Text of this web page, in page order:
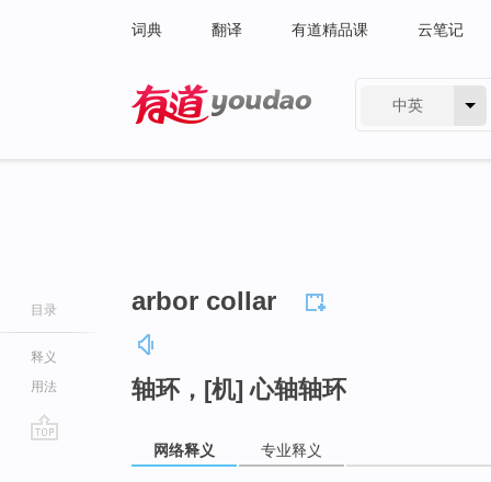
词典 翻译 有道精品课 云笔记
中英
目录
释义
用法
arbor collar
轴环，[机] 心轴轴环
网络释义 专业释义